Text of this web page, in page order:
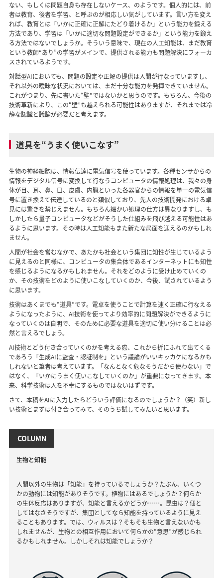
ない、もしくは問題自身も存在しないケース、のようです。個人的には、前
者は教育、後者を学習、と呼ぶのが相応しい気がしています。言い方を変え
れば、教育とは「いかに正確に正解にたどり着けるか」という能力を鍛える
方法であり、学習は「いかに適切な問題設定ができるか」という能力を鍛え
る方法ではないでしょうか。そういう意味で、現在の人工知能は、まだ教育
という教師“あり”の学習がメインで、提供される能力も問題解決にフォーカ
スされているようです。
対話型AIにおいても、問題の設定や正解の提供は人間が行なっていますし、
それ以外の曖昧な状況においては、まだ十分な能力を発揮できていません。
これがつまり、先に書いた“壁”ではないかと思うのです。もちろん、今後の
技術革新により、この“壁”も越えられる可能性はありますが、それまでは冷
静な認識と議論が必要だと考えます。
道具を“うまく使いこなす”
生物の神経細胞は、情報伝達に電気信号を使っています。各種センサからの
情報をデジタル信号に変換して行なうコンピュータの情報処理は、我々の身
体が目、耳、鼻、口、皮膚、内臓といった各器官からの情報を単一の電気信
号に置き換えて伝達しているのと類似しており、先人の技術開発における卓
見には驚きを禁じえません。もちろん細かい処理の仕方は異なりますし、も
しかしたら量子コンピュータなどがそうした仕組みを飛び越える可能性はあ
るように思います。その時は人工知能もまた新たな局面を迎えるのかもしれ
ません。
人間が社会を営むなかで、あたかも社会という集団に知性が生じているよう
に見えるのと同様に、コンピュータの集合体であるインターネットにも知性
を感じるようになるかもしれません。それをどのように受け止めていくの
か、その技術をどのように使いこなしていくのか、今後、試されているよう
に思います。
技術はあくまでも“道具”です。電卓を使うことで計算を速く正確に行なえる
ようになったように、AI技術を使ってより効率的に問題解決ができるように
なっていくのは自明で、そのために必要な道具を適切に使い分けることは必
然と言えるでしょう。
AI技術とどう付き合っていくのかを考える際、これから折にふれて出てくる
であろう「生成AIに監査・認証制を」という議論がいいキッカケになるかも
しれないと筆者は考えています。「なんとなく危なそうだから使わない」で
はなく、「いかにうまく使いこなしていくのか」が重要になってきます。本
来、科学技術は人を不幸にするものではないはずです。
さて、本稿をAIに入力したらどういう評価になるのでしょうか？（笑）新し
い技術とまずは付き合ってみて、そのうち試してみたいと思います。
COLUMN
生物と知能
人間以外の生物は「知能」を持っているでしょうか？たぶん、いくつ
かの動物には知能がありそうです。植物にはあるでしょうか？何らか
の生体反応はありますが、知能と言えるかどうか……。昆虫は？個と
してはなさそうですが、集団としてなら知能を持っているように見え
ることもあります。では、ウィルスは？そもそも生物と言えないかも
しれませんが、生物との相互作用において何らかの“意思”が感じられ
るかもしれません。しかしそれは知能でしょうか？